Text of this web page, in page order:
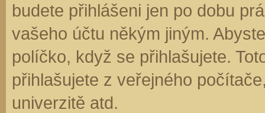
budete přihlášeni jen po dobu
vašeho účtu někým jiným.
políčko, když se přihlašujete.
přihlašujete z veřejného
univerzitě atd.